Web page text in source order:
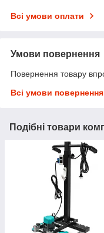
Всі умови оплати
Умови повернення
Повернення товару
Всі умови повернення
Подібні товари